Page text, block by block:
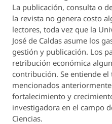
La publicación, consulta o
la revista no genera costo
lectores, toda vez que la
José de Caldas asume los
gestión y publicación. Los
retribución económica
contribución. Se entiende
mencionados
fortalecimiento y
investigadora en el campo
Ciencias.